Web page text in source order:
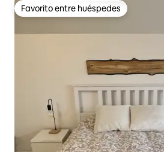
Favorito entre huéspedes
Favorito entre huéspedes